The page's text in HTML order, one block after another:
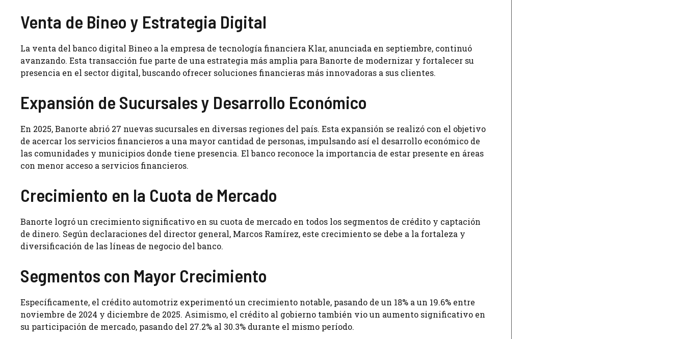
Venta de Bineo y Estrategia Digital
La venta del banco digital Bineo a la empresa de tecnología financiera Klar, anunciada en septiembre, continuó
avanzando. Esta transacción fue parte de una estrategia más amplia para Banorte de modernizar y fortalecer su
presencia en el sector digital, buscando ofrecer soluciones financieras más innovadoras a sus clientes.
Expansión de Sucursales y Desarrollo Económico
En 2025, Banorte abrió 27 nuevas sucursales en diversas regiones del país. Esta expansión se realizó con el objetivo
de acercar los servicios financieros a una mayor cantidad de personas, impulsando así el desarrollo económico de
las comunidades y municipios donde tiene presencia. El banco reconoce la importancia de estar presente en áreas
con menor acceso a servicios financieros.
Crecimiento en la Cuota de Mercado
Banorte logró un crecimiento significativo en su cuota de mercado en todos los segmentos de crédito y captación
de dinero. Según declaraciones del director general, Marcos Ramírez, este crecimiento se debe a la fortaleza y
diversificación de las líneas de negocio del banco.
Segmentos con Mayor Crecimiento
Específicamente, el crédito automotriz experimentó un crecimiento notable, pasando de un 18% a un 19.6% entre
noviembre de 2024 y diciembre de 2025. Asimismo, el crédito al gobierno también vio un aumento significativo en
su participación de mercado, pasando del 27.2% al 30.3% durante el mismo período.